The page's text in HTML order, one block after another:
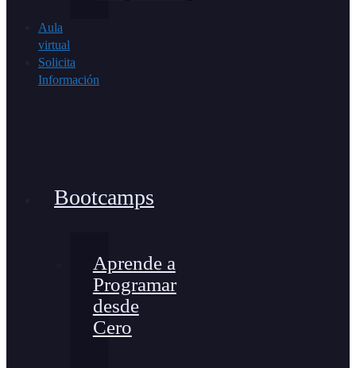
Aula
virtual
Solicita
Información
Bootcamps
Aprende a
Programar
desde
Cero